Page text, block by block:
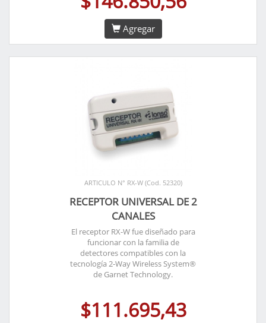
Agregar
ARTICULO N° RX-W (Cod. 52320)
RECEPTOR UNIVERSAL DE 2
CANALES
El receptor RX-W fue diseñado para
funcionar con la familia de
detectores compatibles con la
tecnología 2-Way Wireless System®
de Garnet Technology.
$111.695,43